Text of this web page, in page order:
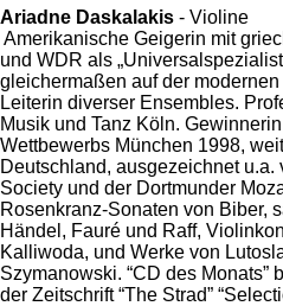
Ariadne Daskalakis - Violine
Amerikanische Geigerin mit
und WDR als
gleichermaßen auf der
Leiterin diverser Ensembles.
Musik und Tanz Köln.
Wettbewerbs München 1998,
Deutschland, ausgezeichnet u.a.
Society und der Dortmunder
Rosenkranz-Sonaten von Biber,
Händel, Fauré und Raff,
Kalliwoda, und Werke von
Szymanowski. “CD des Monats”
der Zeitschrift “The Strad”